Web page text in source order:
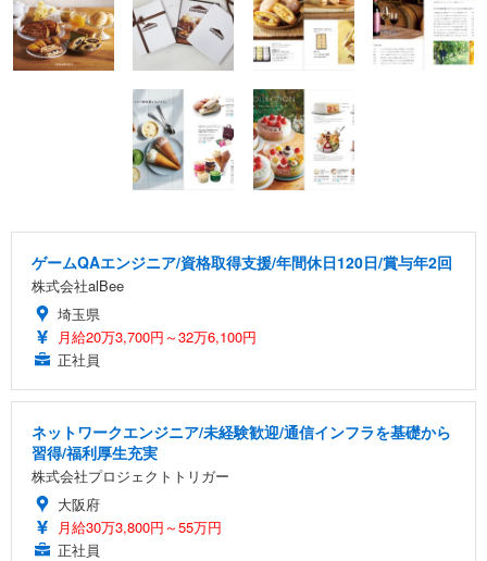
ゲームQAエンジニア/資格取得支援/年間休日120日/賞与年2回
株式会社alBee
埼玉県
月給20万3,700円～32万6,100円
正社員
ネットワークエンジニア/未経験歓迎/通信インフラを基礎から
習得/福利厚生充実
株式会社プロジェクトトリガー
大阪府
月給30万3,800円～55万円
正社員